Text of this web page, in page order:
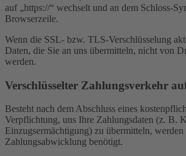
auf „https://“ wechselt und an dem Schloss-
Browserzeile.
Wenn die SSL- bzw. TLS-Verschlüsselung
Daten, die Sie an uns übermitteln, nicht von
werden.
Verschlüsselter Zahlungsverkehr
Besteht nach dem Abschluss eines
Verpflichtung, uns Ihre Zahlungsdaten (z. B.
Einzugsermächtigung) zu übermitteln, werden
Zahlungsabwicklung benötigt.